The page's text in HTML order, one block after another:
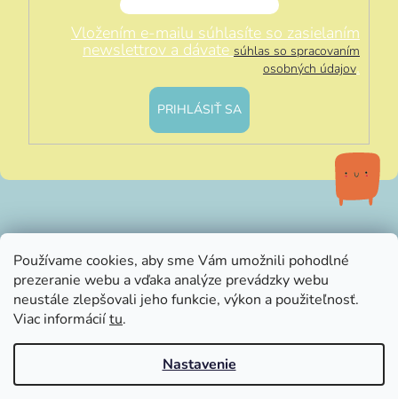
Používame cookies, aby sme Vám umožnili pohodlné
prezeranie webu a vďaka analýze prevádzky webu
neustále zlepšovali jeho funkcie, výkon a použiteľnosť.
Viac informáciítu.
Nastavenie
Vložením e-mailu súhlasíte so zasielaním
newslettrov a dávate súhlas so spracovaním
osobných údajov.
PRIHLÁSIŤ SA
info@littleluna.sk
Vytvoril Shoptet